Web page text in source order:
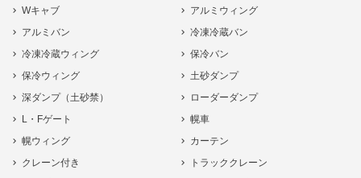
Wキャブ
アルミウィング
アルミバン
冷凍冷蔵バン
冷凍冷蔵ウィング
保冷バン
保冷ウィング
土砂ダンプ
深ダンプ（土砂禁）
ローダーダンプ
L・Fゲート
幌車
幌ウィング
カーテン
クレーン付き
トラッククレーン